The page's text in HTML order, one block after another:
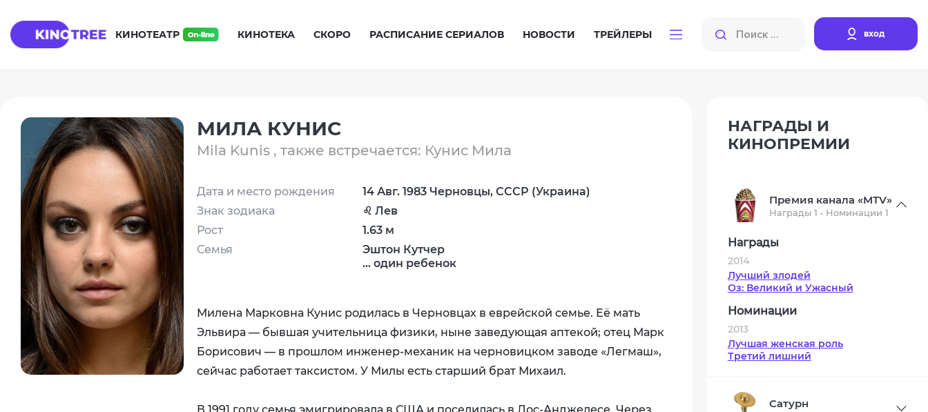
КИНОТЕАТР КИНОТЕКА СКОРО РАСПИСАНИЕ СЕРИАЛОВ НОВОСТИ ТРЕЙЛЕРЫ вход
МИЛА КУНИС
Mila Kunis , также встречается: Кунис Мила
Дата и место рождения
Знак зодиака
Рост
Семья
14 Авг. 1983 Черновцы, СССР (Украина)
♌ Лев
1.63 м
Эштон Кутчер
... один ребенок
Милена Марковна Кунис родилась в Черновцах в еврейской семье. Её мать
Эльвира — бывшая учительница физики, ныне заведующая аптекой; отец Марк
Борисович — в прошлом инженер-механик на черновицком заводе «Легмаш»,
сейчас работает таксистом. У Милы есть старший брат Михаил.
НАГРАДЫ И
КИНОПРЕМИИ
Премия канала «MTV»
Награды 1 • Номинации 1
Награды
2014
Лучший злодей
Оз: Великий и Ужасный
Номинации
2013
Лучшая женская роль
Третий лишний
Сатурн